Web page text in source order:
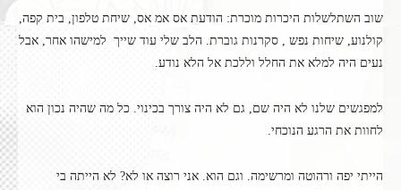
שוב השתלשלות היכרות מוכרת: הודעת אס אמ אס, שיחת טלפון, בית קפה,
קולנוע, שיחות נפש , סקרנות גוברת. הלב שלי עוד שייך למישהו אחר, אבל
נעים היה למלא את החלל וללכת אל הלא נודע.
למפגשים שלנו לא היה שם, גם לא היה צורך בכינוי. כל מה שהיה נכון הוא
לחוות את הרגע הנוכחי.
הייתי יפה ורהוטה ומרשימה. וגם הוא. אני רוצה או לא? לא הייתה בי